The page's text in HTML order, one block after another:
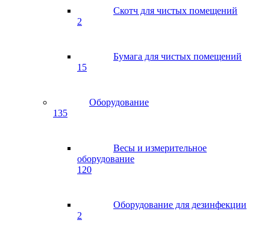
Скотч для чистых помещений
2
Бумага для чистых помещений
15
Оборудование
135
Весы и измерительное
оборудование
120
Оборудование для дезинфекции
2